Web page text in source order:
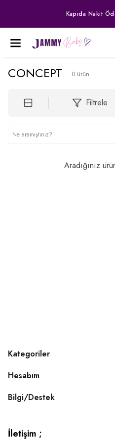
Kapıda Nakit
CONCEPT 0 ürün
Filtrele
Aradığınız
Kategoriler
Hesabım
Bilgi/Destek
İletişim ;